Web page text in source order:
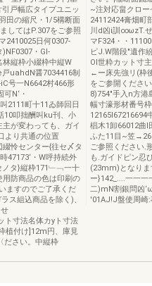
戸幅広タイプユニッ
田の縮尺・1/5構断面
してはP.307をご参照
2410025日何0307-
・Gl-
林縦枠小綴枠中縦W
uahdN醤7034416制
号一N6642村466形
N‘・
2111町十11ゐ師回日
10叩拙酬叫ku刊、小
が変わっても、ガイ
より共通の位置
怜センター{往セ〆タ
47173‘・W呼持続外
タ}縦枠171﹂﹁一十
用防商品の色は印刷の
ますのでご了承くだ
ス組込商品を除く)、
ト寸法名体カyト寸法
植付け]12m円、庫見
ださい。中縦枠
~注対応畠クロ
24112424膏畑町
川d凶i訓∞ωzT.ぜ
マF324・・
ピJ.W階段"遺作
Ol世粋カット寸
←ー床先強リ(枠
をご参開くださ
8)754"手入n方港
幅寸濠形材番号
12165I67216694
椙木1卸66012曲l
ふた11目~笠
ご参照ください.
も.ガイドピン忍
(23mm)となりま
ー}142_....一一
二)mN割銀問凶
'01AJ!J盤使周崎